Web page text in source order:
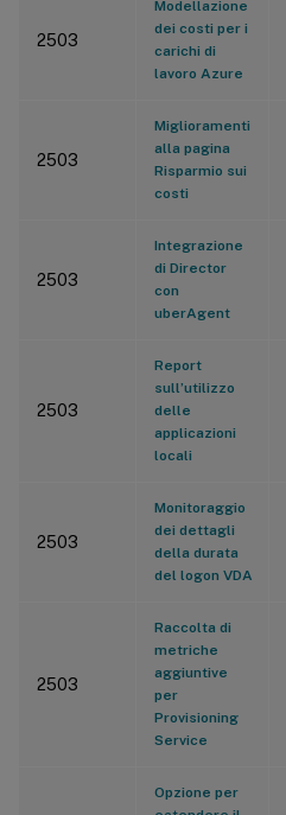
2503
Modellazione
dei costi per i
carichi di
lavoro Azure
2503
Miglioramenti
alla pagina
Risparmio sui
costi
2503
Integrazione
di Director
con
uberAgent
2503
Report
sull’utilizzo
delle
applicazioni
locali
2503
Monitoraggio
dei dettagli
della durata
del logon VDA
2503
Raccolta di
metriche
aggiuntive
per
Provisioning
Service
Opzione per